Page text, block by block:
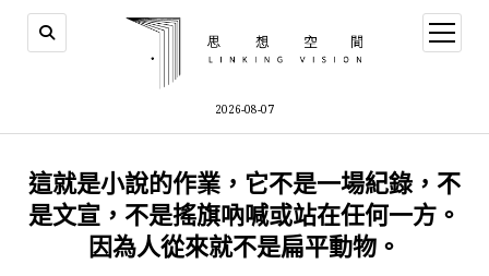
2026-08-07
open
menu
這就是小說的作業，它不是一場紀錄，不
是文宣，不是搖旗吶喊或站在任何一方。
因為人從來就不是扁平動物。